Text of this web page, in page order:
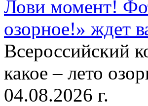
Лови момент!
озорное!» ждет
Всероссийский
какое – лето
04.08.2026 г.